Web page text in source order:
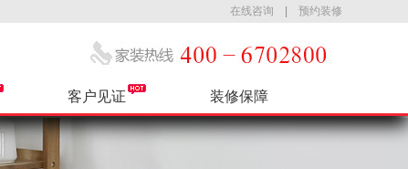
在线咨询 预约装修
公司简介
热装小区
客户见证 装修保障